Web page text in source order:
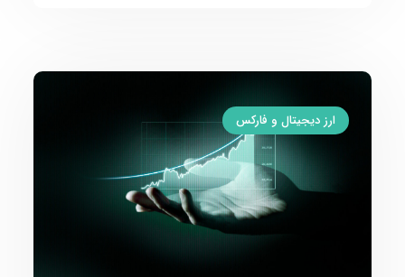
ارز دیجیتال و فارکس